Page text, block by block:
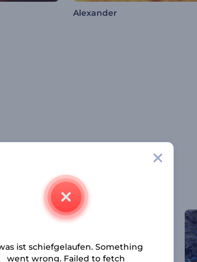
Alexander
ist schiefgelaufen. Something
went wrong. Failed to fetch